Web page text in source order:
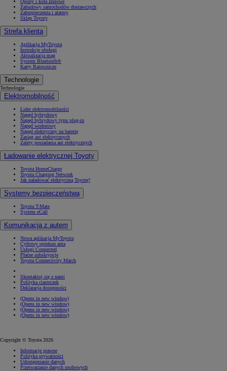
Opony i koła zimowe
Zabudowy samochodów dostawczych
Zabezpieczenia i alarmy
Sklep Toyoty
Strefa klienta
Aplikacja MyToyota
Instrukcje obsługi
Aktualizacja map
System Bluetooth®
Karty Ratownicze
Technologie
Technologie
Elektromobilność
Lider elektromobilności
Napęd hybrydowy
Napęd hybrydowy typu plug-in
Napęd wodorowy
Napęd elektryczny na baterię
Zasięg aut elektrycznych
Zalety posiadania aut elektrycznych
Ładowanie elektrycznej Toyoty
Toyota HomeCharge
Toyota Charging Network
Jak naładować elektryczną Toyotę?
Systemy bezpieczeństwa
Toyota T-Mate
System eCall
Komunikacja z autem
Nowa aplikacja MyToyota
Cyfrowy opiekun auta
Usługi Connected
Płatne subskrypcje
Toyota Connectivity Match
Skontaktuj się z nami
Polityka ciasteczek
Deklaracja dostępności
(Opens in new window)
(Opens in new window)
(Opens in new window)
(Opens in new window)
Copyright © Toyota 2026
Informacje prawne
Polityka prywatności
Udostępnianie danych
Przetwarzanie danych osobowych